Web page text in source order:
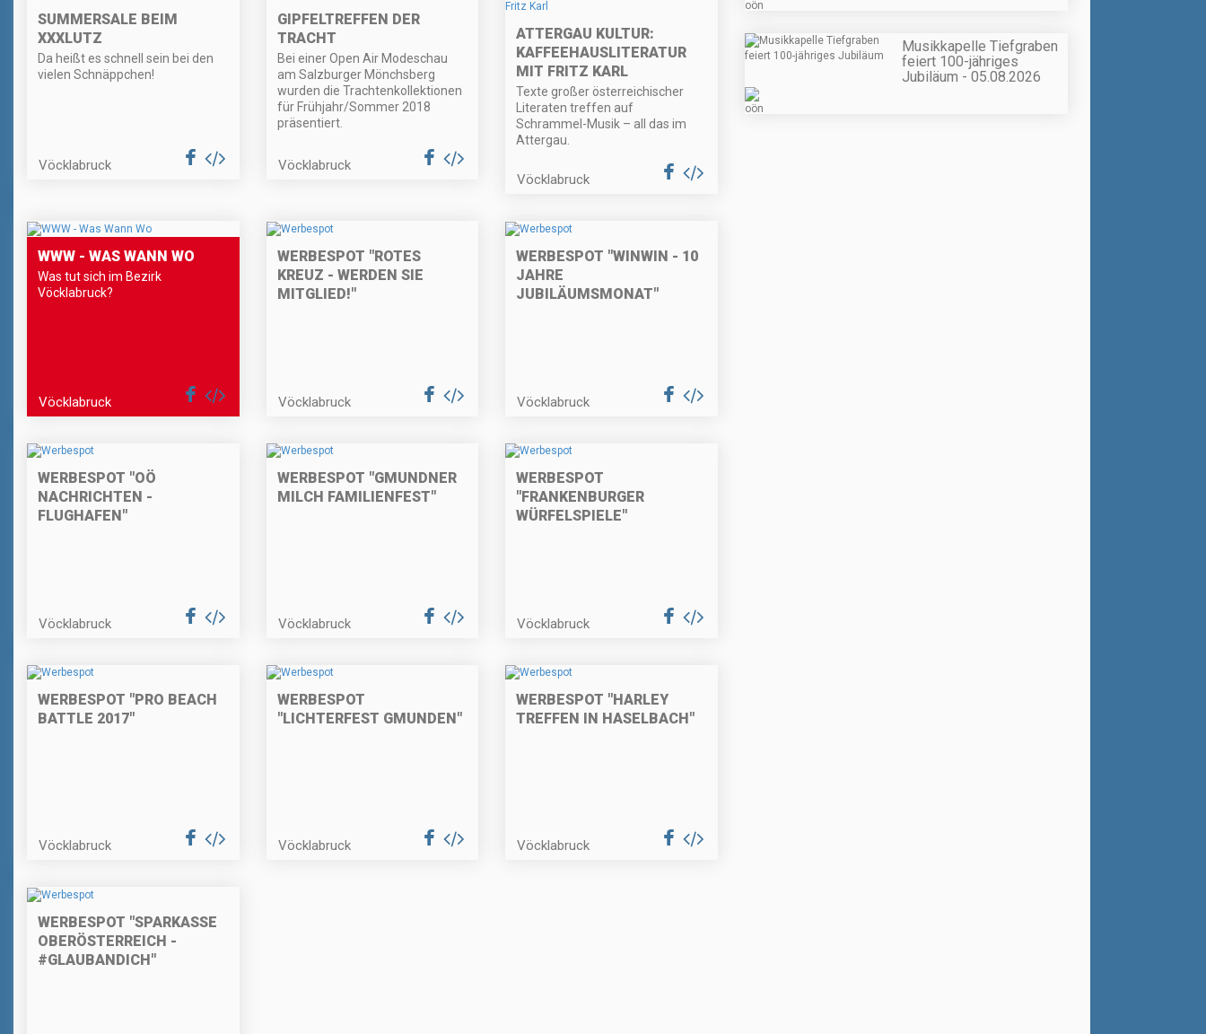
SUMMERSALE BEIM
XXXLUTZ
Da heißt es schnell sein bei den
vielen Schnäppchen!
Vöcklabruck
GIPFELTREFFEN DER
TRACHT
Bei einer Open Air Modeschau
am Salzburger Mönchsberg
wurden die Trachtenkollektionen
für Frühjahr/Sommer 2018
präsentiert.
Vöcklabruck
ATTERGAU KULTUR:
KAFFEEHAUSLITERATUR
MIT FRITZ KARL
Texte großer österreichischer
Literaten treffen auf
Schrammel-Musik – all das im
Attergau.
Vöcklabruck
WWW - WAS WANN WO
Was tut sich im Bezirk
Vöcklabruck?
Vöcklabruck
WERBESPOT "ROTES
KREUZ - WERDEN SIE
MITGLIED!"
Vöcklabruck
WERBESPOT "WINWIN - 10
JAHRE
JUBILÄUMSMONAT"
Vöcklabruck
WERBESPOT "OÖ
NACHRICHTEN -
FLUGHAFEN"
Vöcklabruck
WERBESPOT "GMUNDNER
MILCH FAMILIENFEST"
Vöcklabruck
WERBESPOT
"FRANKENBURGER
WÜRFELSPIELE"
Vöcklabruck
WERBESPOT "PRO BEACH
BATTLE 2017"
Vöcklabruck
WERBESPOT
"LICHTERFEST GMUNDEN"
Vöcklabruck
WERBESPOT "HARLEY
TREFFEN IN HASELBACH"
Vöcklabruck
WERBESPOT "SPARKASSE
OBERÖSTERREICH -
#GLAUBANDICH"
Musikkapelle Tiefgraben
feiert 100-jähriges
Jubiläum - 05.08.2026